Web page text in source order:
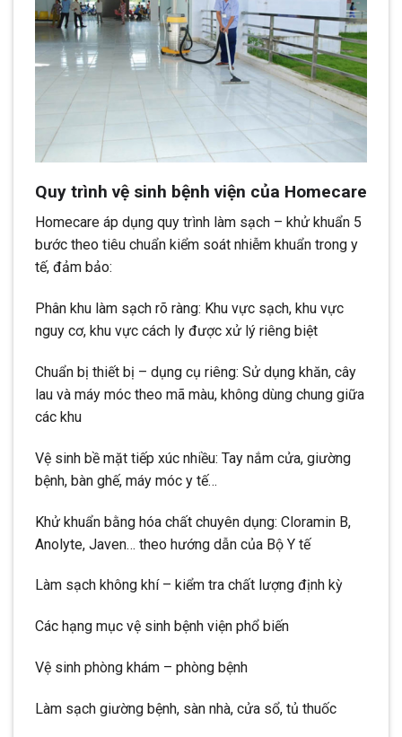
Quy trình vệ sinh bệnh viện của Homecare
Homecare áp dụng quy trình làm sạch – khử khuẩn 5
bước theo tiêu chuẩn kiểm soát nhiễm khuẩn trong y
tế, đảm bảo:
Phân khu làm sạch rõ ràng: Khu vực sạch, khu vực
nguy cơ, khu vực cách ly được xử lý riêng biệt
Chuẩn bị thiết bị – dụng cụ riêng: Sử dụng khăn, cây
lau và máy móc theo mã màu, không dùng chung giữa
các khu
Vệ sinh bề mặt tiếp xúc nhiều: Tay nắm cửa, giường
bệnh, bàn ghế, máy móc y tế…
Khử khuẩn bằng hóa chất chuyên dụng: Cloramin B,
Anolyte, Javen… theo hướng dẫn của Bộ Y tế
Làm sạch không khí – kiểm tra chất lượng định kỳ
Các hạng mục vệ sinh bệnh viện phổ biến
Vệ sinh phòng khám – phòng bệnh
Làm sạch giường bệnh, sàn nhà, cửa sổ, tủ thuốc